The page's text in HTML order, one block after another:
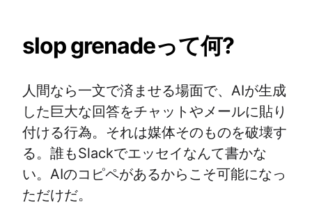
slop grenadeって何?
人間なら一文で済ませる場面で、AIが生成
した巨大な回答をチャットやメールに貼り
付ける行為。それは媒体そのものを破壊す
る。誰もSlackでエッセイなんて書かな
い。AIのコピペがあるからこそ可能になっ
ただけだ。